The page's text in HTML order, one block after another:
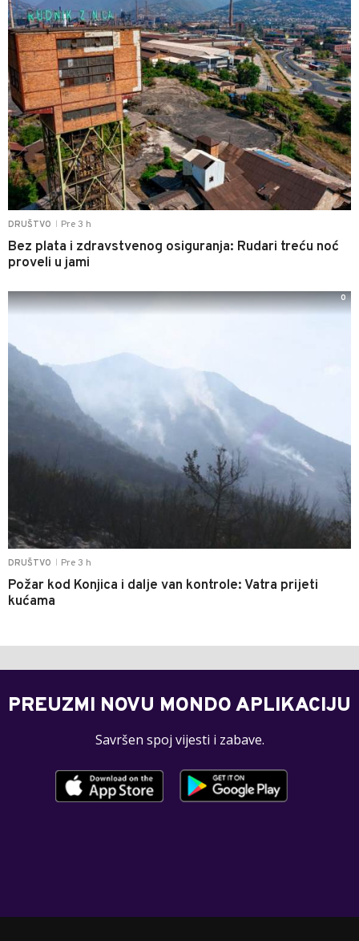
DRUŠTVO Pre 3 h
Bez plata i zdravstvenog osiguranja: Rudari treću noć
proveli u jami
DRUŠTVO Pre 3 h
Požar kod Konjica i dalje van kontrole: Vatra prijeti
kućama
0
PREUZMI NOVU MONDO APLIKACIJU
Savršen spoj vijesti i zabave.